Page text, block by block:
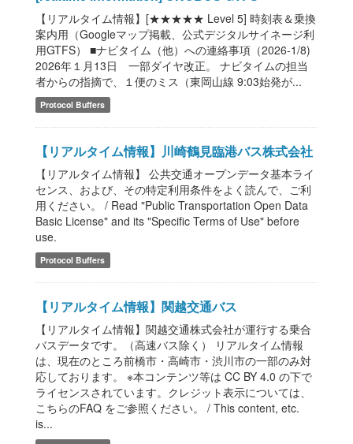
【リアルタイム情報】[★★★★★ Level 5] 時刻表＆乗換
案内用（Googleマップ掲載、公式デジタルサイネージ利
用GTFS） ■ナビタイム（他）への連絡事項（2026-1/8)
2026年１月13日 一部ダイヤ改正。 ナビタイムの担当
者からの指摘で、１便のミス（東岡山線 9:03始発が...
Protocol Buffers
【リアルタイム情報】川崎鶴見臨港バス株式会社
【リアルタイム情報】 公共交通オープンデータ基本ライ
センス、および、その特定利用条件をよく読んで、ご利
用ください。 / Read "Public Transportation Open Data
Basic License" and its "Specific Terms of Use" before
use.
Protocol Buffers
【リアルタイム情報】関越交通バス
【リアルタイム情報】関越交通株式会社が運行する乗合
バスデータです。（高速バス除く） リアルタイム情報
は、現在のところ前橋市・高崎市・渋川市の一部のみ対
応しております。 ※本コンテンツ等は CC BY 4.0 の下で
ライセンスされています。クレジット表示については、
こちらのFAQ をご参照ください。 / This content, etc.
is...